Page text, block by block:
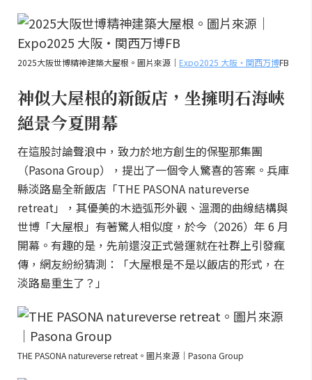
2025大阪世博精神建築大屋根。圖片來源｜ Expo2025 大阪・関西万博FB
神似大屋根的新飯店，坐擁明石海峽
絕景今夏開幕
在這股討論聲浪中，致力於地方創生的保聖那集團
（Pasona Group），提出了一個令人驚喜的答案。兵庫
縣淡路島全新飯店「THE PASONA natureverse
retreat」，其優美的木造弧形外觀、溫潤的曲線結構與
世博「大屋根」有著驚人相似度，於今（2026）年 6 月
開幕。有趣的是，先前還沒正式營運就在社群上引發瘋
傳，網友紛紛猜測：「大屋根是不是以飯店的形式，在
淡路島重生了？」
THE PASONA natureverse retreat。圖片來源｜Pasona Group